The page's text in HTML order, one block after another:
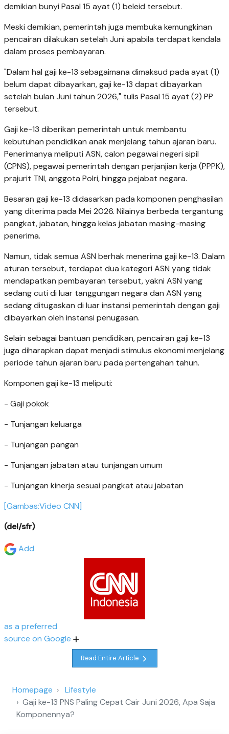
demikian bunyi Pasal 15 ayat (1) beleid tersebut.
Meski demikian, pemerintah juga membuka kemungkinan
pencairan dilakukan setelah Juni apabila terdapat kendala
dalam proses pembayaran.
"Dalam hal gaji ke-13 sebagaimana dimaksud pada ayat (1)
belum dapat dibayarkan, gaji ke-13 dapat dibayarkan
setelah bulan Juni tahun 2026," tulis Pasal 15 ayat (2) PP
tersebut.
Gaji ke-13 diberikan pemerintah untuk membantu
kebutuhan pendidikan anak menjelang tahun ajaran baru.
Penerimanya meliputi ASN, calon pegawai negeri sipil
(CPNS), pegawai pemerintah dengan perjanjian kerja (PPPK),
prajurit TNI, anggota Polri, hingga pejabat negara.
Besaran gaji ke-13 didasarkan pada komponen penghasilan
yang diterima pada Mei 2026. Nilainya berbeda tergantung
pangkat, jabatan, hingga kelas jabatan masing-masing
penerima.
Namun, tidak semua ASN berhak menerima gaji ke-13. Dalam
aturan tersebut, terdapat dua kategori ASN yang tidak
mendapatkan pembayaran tersebut, yakni ASN yang
sedang cuti di luar tanggungan negara dan ASN yang
sedang ditugaskan di luar instansi pemerintah dengan gaji
dibayarkan oleh instansi penugasan.
Selain sebagai bantuan pendidikan, pencairan gaji ke-13
juga diharapkan dapat menjadi stimulus ekonomi menjelang
periode tahun ajaran baru pada pertengahan tahun.
Komponen gaji ke-13 meliputi:
- Gaji pokok
- Tunjangan keluarga
- Tunjangan pangan
- Tunjangan jabatan atau tunjangan umum
- Tunjangan kinerja sesuai pangkat atau jabatan
[Gambas:Video CNN]
(del/sfr)
Add
as a preferred
source on Google
Read Entire Article
Homepage
Lifestyle
Gaji ke-13 PNS Paling Cepat Cair Juni 2026, Apa Saja
Komponennya?